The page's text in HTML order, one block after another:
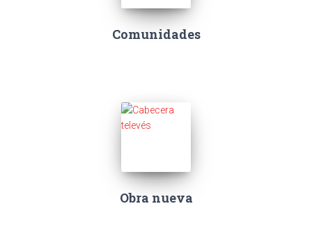
Comunidades
Obra nueva